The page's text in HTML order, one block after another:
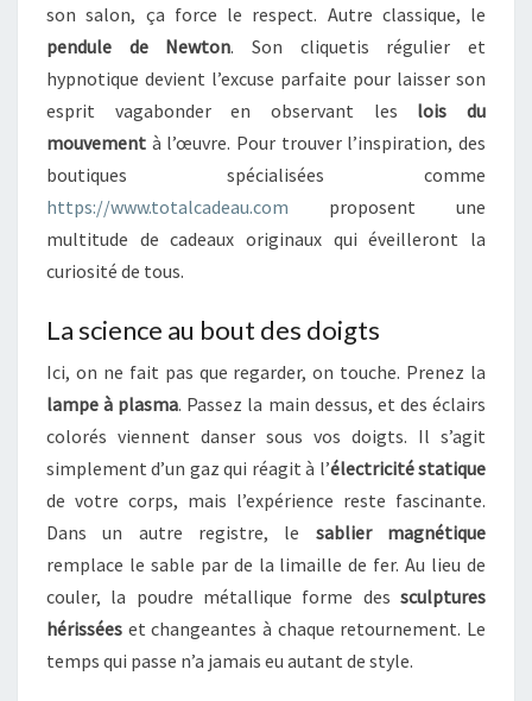
A
C
U
R
O
S
I
T
I
E
T
I
F
I
U
E
A
U
son salon, ça force le respect. Autre classique, le
pendule de Newton. Son cliquetis régulier et
hypnotique devient l’excuse parfaite pour laisser son
esprit vagabonder en observant les lois du
mouvement à l’œuvre. Pour trouver l’inspiration, des
boutiques spécialisées comme
https://www.totalcadeau.com proposent une
multitude de cadeaux originaux qui éveilleront la
curiosité de tous.
La science au bout des doigts
Ici, on ne fait pas que regarder, on touche. Prenez la
lampe à plasma. Passez la main dessus, et des éclairs
colorés viennent danser sous vos doigts. Il s’agit
simplement d’un gaz qui réagit à l’électricité statique
de votre corps, mais l’expérience reste fascinante.
Dans un autre registre, le sablier magnétique
remplace le sable par de la limaille de fer. Au lieu de
couler, la poudre métallique forme des sculptures
hérissées et changeantes à chaque retournement. Le
temps qui passe n’a jamais eu autant de style.